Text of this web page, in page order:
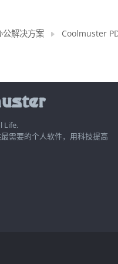
公解决方案 Coolmuster
Life.
需要的个人软件，用科技提高